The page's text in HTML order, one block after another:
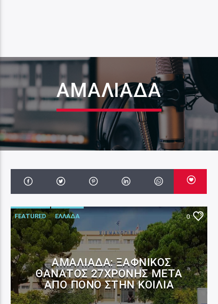
ΑΜΑΛΙΆΔΑ
FEATURED ΕΛΛΑΔΑ 0
ΑΜΑΛΙΆΔΑ: ΞΑΦΝΙΚΌΣ
ΘΆΝΑΤΟΣ 27ΧΡΟΝΗΣ ΜΕΤΆ
ΑΠΌ ΠΌΝΟ ΣΤΗΝ ΚΟΙΛΙΆ